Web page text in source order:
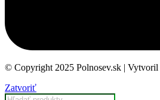
© Copyright 2025 Polnosev.sk | Vytvoril
Zatvoriť
Products